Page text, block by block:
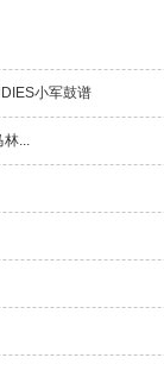
小军鼓谱
林...